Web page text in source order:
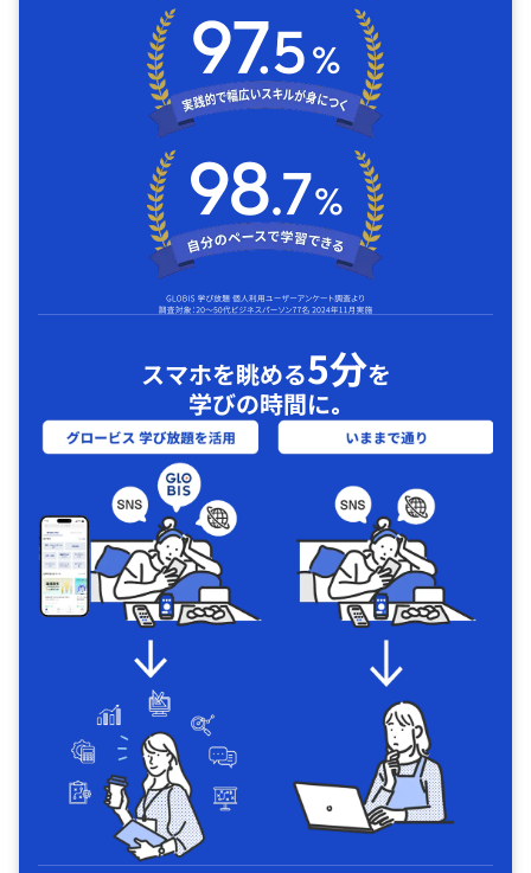
スマホを眺める5分を
学びの時間に｡